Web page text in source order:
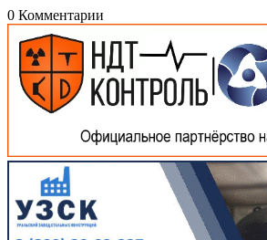
0 Комментарии